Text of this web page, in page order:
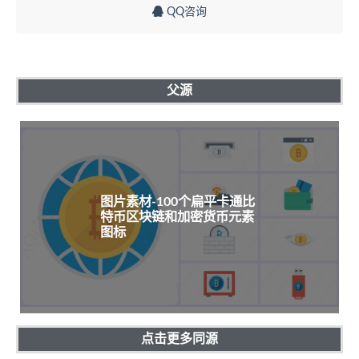
QQ咨询
父源
图片素材-100个扁平卡通比
特币区块链和加密货币元素
图标
点击更多同源